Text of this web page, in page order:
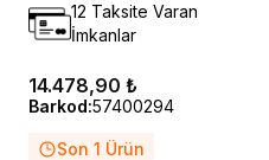
12 Taksite Varan
İmkanlar
14.478,90 ₺
Barkod:57400294
Son 1 Ürün